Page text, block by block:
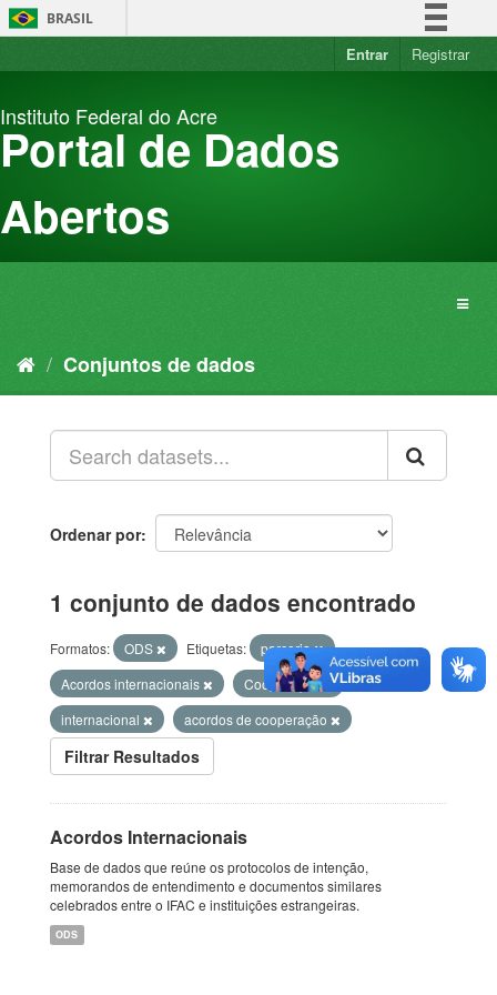
Pular
para
BRASIL
Simplifique!
Acesso à informação
Entrar Registrar
Instituto Federal do Acre
Portal de Dados
Abertos
Conjuntos de dados
Ordenar por
1 conjunto de dados encontrado
Formatos: ODS Etiquetas:
parceria
Acordos internacionais
Cooperação
internacional
acordos de cooperação
Filtrar Resultados
Acordos Internacionais
Base de dados que reúne os protocolos de intenção,
memorandos de entendimento e documentos similares
celebrados entre o IFAC e instituições estrangeiras.
ODS